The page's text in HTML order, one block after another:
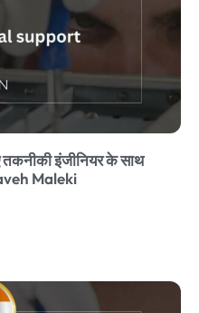
तकनीकी इंजीनियर के साथ
Maleki